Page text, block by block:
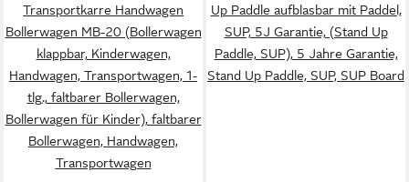
Transportkarre Handwagen
Bollerwagen MB-20 (Bollerwagen
klappbar, Kinderwagen,
Handwagen, Transportwagen, 1-
tlg., faltbarer Bollerwagen,
Bollerwagen für Kinder), faltbarer
Bollerwagen, Handwagen,
Transportwagen
Up Paddle aufblasbar mit Paddel,
SUP, 5J Garantie, (Stand Up
Paddle, SUP), 5 Jahre Garantie,
Stand Up Paddle, SUP, SUP Board